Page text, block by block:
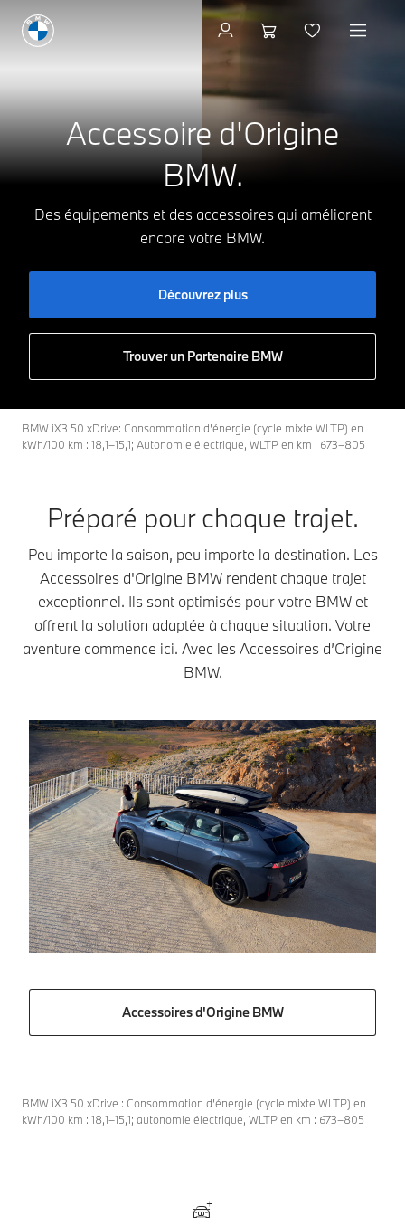
Accessoire d'Origine
BMW.
Des équipements et des accessoires qui améliorent
encore votre BMW.
Découvrez plus
Trouver un Partenaire BMW
BMW iX3 50 xDrive: Consommation d’énergie (cycle mixte WLTP) en
kWh/100 km : 18,1–15,1; Autonomie électrique, WLTP en km : 673–805
Préparé pour chaque trajet.
Peu importe la saison, peu importe la destination. Les
Accessoires d'Origine BMW rendent chaque trajet
exceptionnel. Ils sont optimisés pour votre BMW et
offrent la solution adaptée à chaque situation. Votre
aventure commence ici. Avec les Accessoires d’Origine
BMW.
Accessoires d'Origine BMW
BMW iX3 50 xDrive : Consommation d’énergie (cycle mixte WLTP) en
kWh/100 km : 18,1–15,1; autonomie électrique, WLTP en km : 673–805